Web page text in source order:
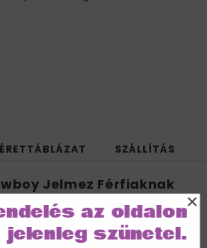
SZÁLLÍTÁS
Jelmez Férfiaknak
és Kalappal - L
cm / Derékbőség 81-86 cm /
cm / Belső lábhossz 84 cm
az oldalon
jelenleg szünetel.
×